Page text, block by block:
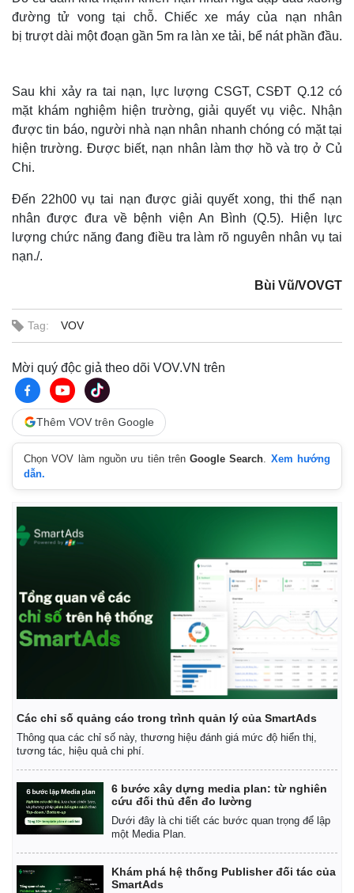
Thế giới
Quan sát
Cuộc sống đó đây
Hồ sơ
Ảnh
E-Magazine
đường tử vong tại chỗ. Chiếc xe máy của nạn nhân
bị trượt dài một đoạn gần 5m ra làn xe tải, bể nát phần đầu.
Sau khi xảy ra tai nạn, lực lượng CSGT, CSĐT Q.12 có
mặt khám nghiệm hiện trường, giải quyết vụ việc. Nhận
được tin báo, người nhà nạn nhân nhanh chóng có mặt tại
hiện trường. Được biết, nạn nhân làm thợ hồ và trọ ở Củ
Chi.
Đến 22h00 vụ tai nạn được giải quyết xong, thi thể nạn
nhân được đưa về bệnh viện An Bình (Q.5). Hiện lực
lượng chức năng đang điều tra làm rõ nguyên nhân vụ tai
nạn./.
Bùi Vũ/VOVGT
Tag: VOV
Mời quý độc giả theo dõi VOV.VN trên
Thêm VOV trên Google
Chọn VOV làm nguồn ưu tiên trênGoogle Search
Xem hướng
dẫn.
Các chỉ số quảng cáo trong trình quản lý của SmartAds
Thông qua các chỉ số này, thương hiệu đánh giá mức độ hiển thị,
tương tác, hiệu quả chi phí.
6 bước xây dựng media plan: từ nghiên
cứu đối thủ đến đo lường
Dưới đây là chi tiết các bước quan trọng để lập
một Media Plan.
Khám phá hệ thống Publisher đối tác của
SmartAds